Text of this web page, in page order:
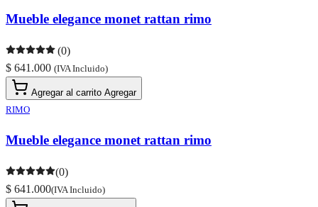
Mueble elegance monet rattan rimo
(0)
$ 641.000 (IVA Incluido)
Agregar al carrito Agregar
RIMO
Mueble elegance monet rattan rimo
(0)
$ 641.000(IVA Incluido)